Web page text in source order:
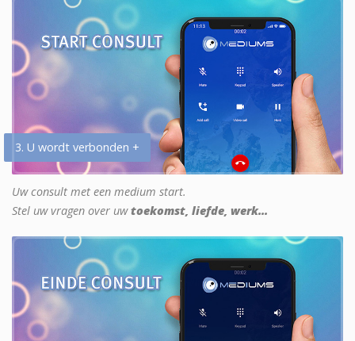
3. U wordt verbonden +
Uw consult met een medium start.
Stel uw vragen over uwtoekomst, liefde, werk...